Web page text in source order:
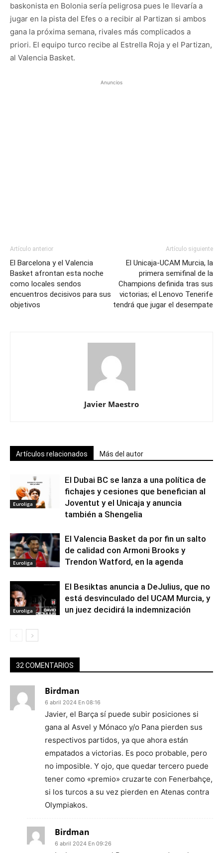
baskonista en Bolonia sería peligrosa pues le llevaría a
jugar en la pista del Efes o a recibir al Partizan si ambos
gana la próxima semana, rivales más complicados a
priori. El equipo turco recibe al Estrella Roja y el Partizan,
al Valencia Basket.
Anuncios
Artículo anterior
El Barcelona y el Valencia
Basket afrontan esta noche
como locales sendos
encuentros decisivos para sus
objetivos
Artículo siguiente
El Unicaja-UCAM Murcia, la
primera semifinal de la
Champions definida tras sus
victorias; el Lenovo Tenerife
tendrá que jugar el desempate
Javier Maestro
Artículos relacionados Más del autor
Euroliga
El Dubai BC se lanza a una política de
fichajes y cesiones que benefician al
Joventut y el Unicaja y anuncia
también a Shengelia
Euroliga
El Valencia Basket da por fin un salto
de calidad con Armoni Brooks y
Trendon Watford, en la agenda
Euroliga
El Besiktas anuncia a DeJulius, que no
está desvinculado del UCAM Murcia, y
un juez decidirá la indemnización
32 COMENTARIOS
Birdman
6 abril 2024 En 08:16
Javier, el Barça sí puede subir posiciones si
gana al Asvel y Mónaco y/o Pana pierden sus
respectivos partidos, ya que ahora están
empatados a victorias. Es poco probable, pero
no imposible. Y ojo, que quedar tercero puede
tener como «premio» cruzarte con Fenerbahçe,
si los turcos a su vez pierden en Atenas contra
Olympiakos.
Birdman
6 abril 2024 En 09:26